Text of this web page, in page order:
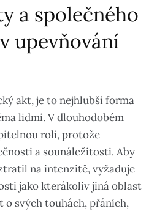
a společného
upevňování
akt, je to nejhlubší forma
lidmi. V dlouhodobém
roli, protože
a sounáležitosti. Aby
na intenzitě, vyžaduje
jako kterákoliv jiná oblast
svých touhách, přáních,